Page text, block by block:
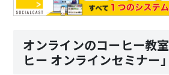
オンラインのコーヒー教
ヒー オンラインセミナー